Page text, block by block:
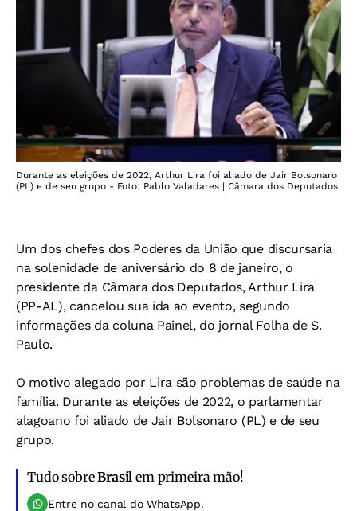
Durante as eleições de 2022, Arthur Lira foi aliado de Jair Bolsonaro
(PL) e de seu grupo - Foto: Pablo Valadares | Câmara dos Deputados
Um dos chefes dos Poderes da União que discursaria
na solenidade de aniversário do 8 de janeiro, o
presidente da Câmara dos Deputados, Arthur Lira
(PP-AL), cancelou sua ida ao evento, segundo
informações da coluna Painel, do jornal Folha de S.
Paulo.
O motivo alegado por Lira são problemas de saúde na
família. Durante as eleições de 2022, o parlamentar
alagoano foi aliado de Jair Bolsonaro (PL) e de seu
grupo.
Tudo sobreBrasil em primeira mão!
Entre no canal do WhatsApp.